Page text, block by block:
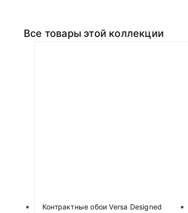
Все товары этой коллекции
Контрактные обои Versa Designed